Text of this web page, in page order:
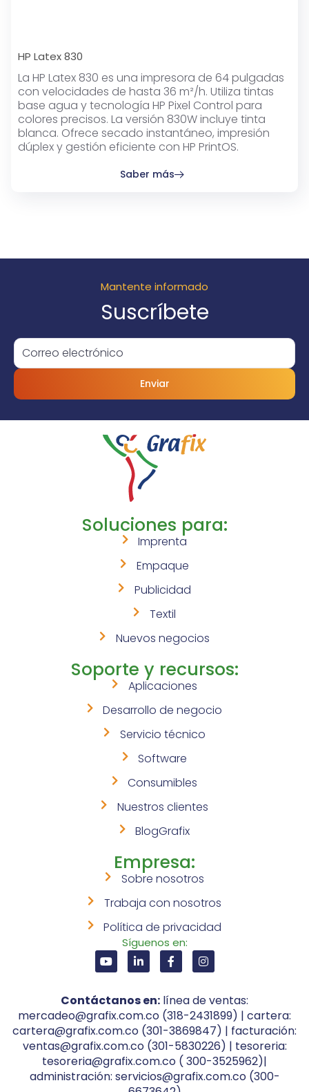
HP Latex 830
La HP Latex 830 es una impresora de 64 pulgadas
con velocidades de hasta 36 m²/h. Utiliza tintas
base agua y tecnología HP Pixel Control para
colores precisos. La versión 830W incluye tinta
blanca. Ofrece secado instantáneo, impresión
dúplex y gestión eficiente con HP PrintOS.
Saber más
Mantente informado
Suscríbete
Enviar
Soluciones para:
Imprenta
Empaque
Publicidad
Textil
Nuevos negocios
Soporte y recursos:
Aplicaciones
Desarrollo de negocio
Servicio técnico
Software
Consumibles
Nuestros clientes
BlogGrafix
Empresa:
Sobre nosotros
Trabaja con nosotros
Política de privacidad
Síguenos en:
Contáctanos en: línea de ventas:
mercadeo@grafix.com.co (318-2431899) | cartera:
cartera@grafix.com.co (301-3869847) | facturación:
ventas@grafix.com.co (301-5830226) | tesoreria:
tesoreria@grafix.com.co ( 300-3525962)|
administración: servicios@grafix.com.co (300-